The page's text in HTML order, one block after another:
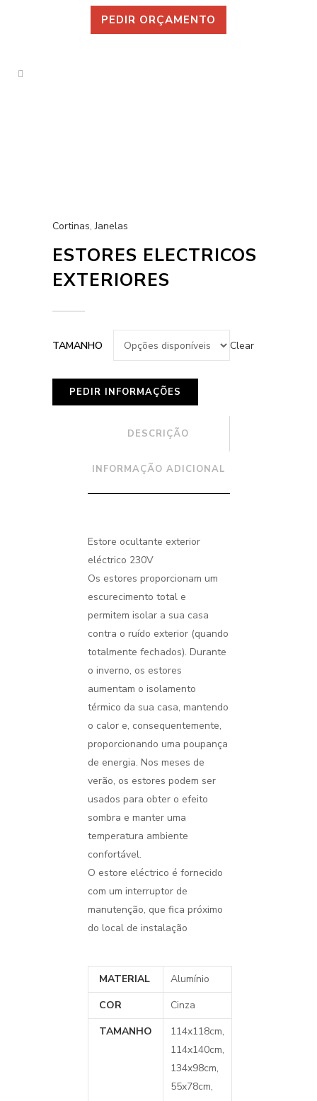
PEDIR ORÇAMENTO
Cortinas,Janelas
ESTORES ELECTRICOS
EXTERIORES
TAMANHO Clear
DESCRIÇÃO
INFORMAÇÃO ADICIONAL
Estore ocultante exterior
eléctrico 230V
Os estores proporcionam um
escurecimento total e
permitem isolar a sua casa
contra o ruído exterior (quando
totalmente fechados). Durante
o inverno, os estores
aumentam o isolamento
térmico da sua casa, mantendo
o calor e, consequentemente,
proporcionando uma poupança
de energia. Nos meses de
verão, os estores podem ser
usados para obter o efeito
sombra e manter uma
temperatura ambiente
confortável.
O estore eléctrico é fornecido
com um interruptor de
manutenção, que fica próximo
do local de instalação
MATERIAL
Alumínio
COR
Cinza
TAMANHO
114x118cm,
114x140cm,
134x98cm,
55x78cm,